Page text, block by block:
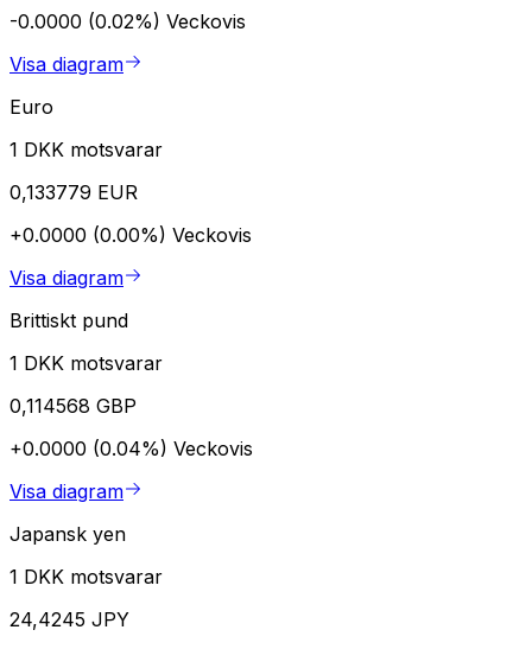
-0.0000 (0.02%) Veckovis
Visa diagram
Euro
1 DKK motsvarar
0,133779 EUR
+0.0000 (0.00%) Veckovis
Visa diagram
Brittiskt pund
1 DKK motsvarar
0,114568 GBP
+0.0000 (0.04%) Veckovis
Visa diagram
Japansk yen
1 DKK motsvarar
24,4245 JPY